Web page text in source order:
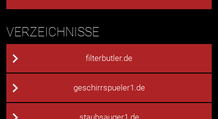
VERZEICHNISSE
filterbutler.de
geschirrspueler1.de